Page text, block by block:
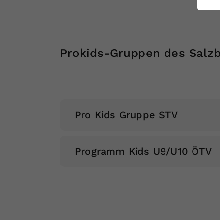
Prokids-Gruppen des
Pro Kids Gruppe STV
Programm Kids U9/U10 ÖTV